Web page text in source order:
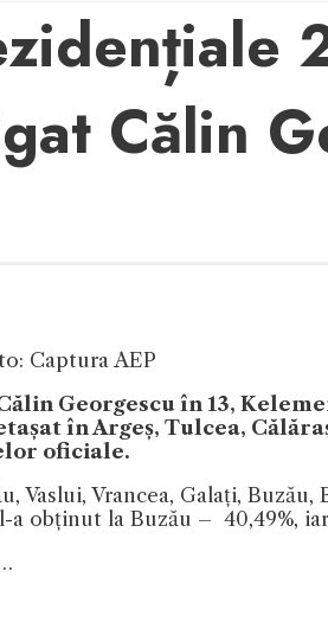
Călin
Captura AEP
Georgescu în 13,
în Argeș, Tulcea,
oficiale.
Vaslui, Vrancea, Galați,
obținut la Buzău – 40,49%,